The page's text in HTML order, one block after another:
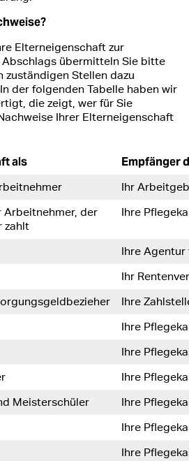
Elterneigenschaft zur
übermitteln Sie bitte
zuständigen Stellen dazu
der folgenden Tabelle haben wir
die zeigt, wer für Sie
Ihrer Elterneigenschaft
als Empfänger
Ihr
der
zahlt
Ihre
Ihre
Ihr
Ihre
Ihre
Ihre
Ihre
Meisterschüler
Ihre
Ihre
Ihre